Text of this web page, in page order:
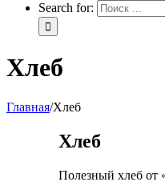
Search for:
Хлеб
Главная/Хлеб
Хлеб
Полезный хлеб от